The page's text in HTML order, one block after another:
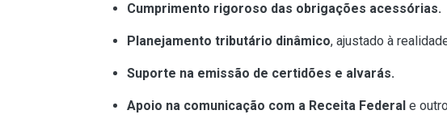
Cumprimento rigoroso das obrigações acessórias.
Planejamento tributário dinâmico, ajustado à
Suporte na emissão de certidões e alvarás.
Apoio na comunicação com a Receita Federal e